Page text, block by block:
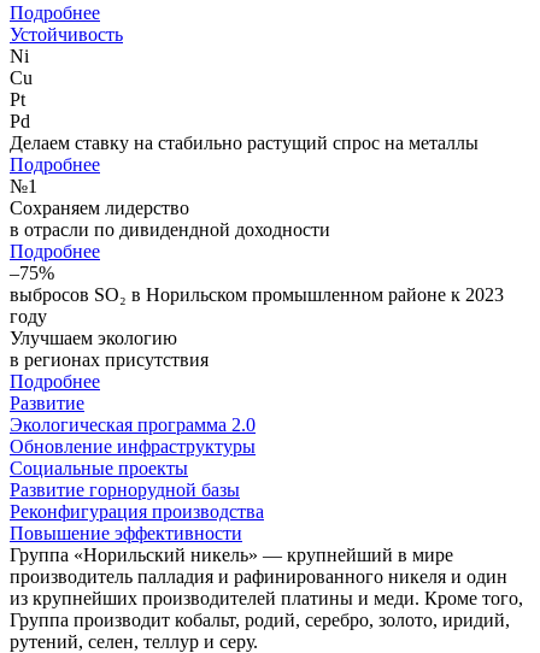
Подробнее
Устойчивость
Ni
Cu
Pt
Pd
Делаем ставку на стабильно растущий спрос на металлы
Подробнее
№1
Сохраняем лидерство
в отрасли по дивидендной доходности
Подробнее
–75%
выбросов SO₂ в Норильском промышленном районе к 2023
году
Улучшаем экологию
в регионах присутствия
Подробнее
Развитие
Экологическая программа 2.0
Обновление инфраструктуры
Социальные проекты
Развитие горнорудной базы
Реконфигурация производства
Повышение эффективности
Группа «Норильский никель» — крупнейший в мире
производитель палладия и рафинированного никеля и один
из крупнейших производителей платины и меди. Кроме того,
Группа производит кобальт, родий, серебро, золото, иридий,
рутений, селен, теллур и серу.